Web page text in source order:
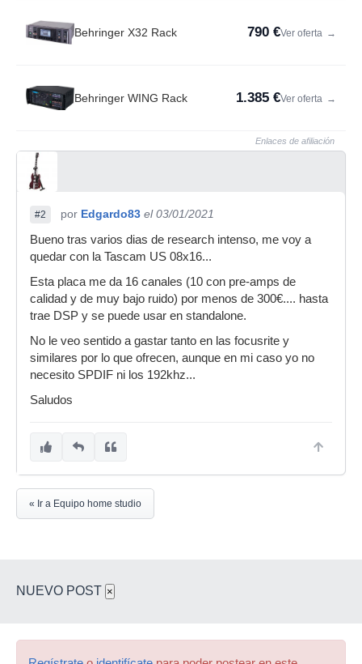
Behringer X32 Rack 790 €Ver oferta →
Behringer WING Rack 1.385 €Ver oferta →
Enlaces de afiliación
#2 por Edgardo83 el 03/01/2021
Bueno tras varios dias de research intenso, me voy a
quedar con la Tascam US 08x16...
Esta placa me da 16 canales (10 con pre-amps de
calidad y de muy bajo ruido) por menos de 300€.... hasta
trae DSP y se puede usar en standalone.
No le veo sentido a gastar tanto en las focusrite y
similares por lo que ofrecen, aunque en mi caso yo no
necesito SPDIF ni los 192khz...
Saludos
« Ir a Equipo home studio
NUEVO POST ×